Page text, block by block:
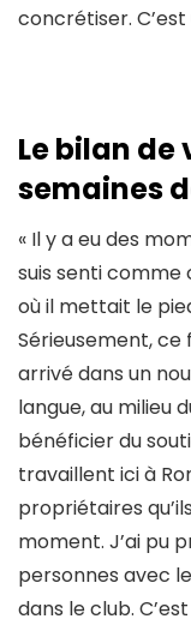
concrétiser.
Le bilan de
semaines
« Il y a eu des
suis senti comme
où il mettait le
Sérieusement, ce
arrivé dans un
langue, au milieu
bénéficier du
travaillent ici à
propriétaires
moment. J’ai pu
personnes avec
dans le club.